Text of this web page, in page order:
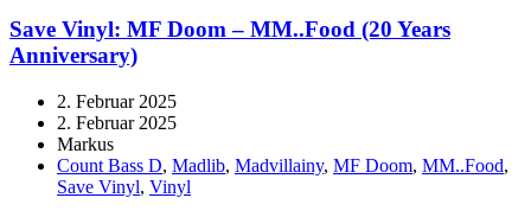
Save Vinyl: MF Doom – MM..Food (20 Years
Anniversary)
2. Februar 2025
2. Februar 2025
Markus
Count Bass D, Madlib, Madvillainy, MF Doom, MM..Food,
Save Vinyl, Vinyl